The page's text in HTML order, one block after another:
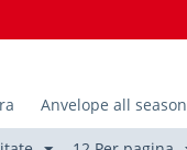
Anvelope all season